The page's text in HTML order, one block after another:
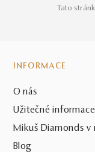
Tato
INFORMACE
O nás
Užitečné informace
Mikuš Diamonds v
Blog